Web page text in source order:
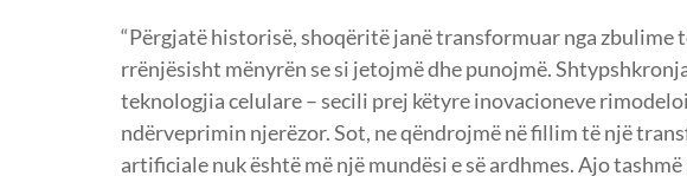
“Përgjatë historisë, shoqëritë janë transformuar nga zbulime
rrënjësisht mënyrën se si jetojmë dhe punojmë.
teknologjia celulare – secili prej këtyre inovacioneve
ndërveprimin njerëzor. Sot, ne qëndrojmë në fillim të një
artificiale nuk është më një mundësi e së ardhmes. Ajo